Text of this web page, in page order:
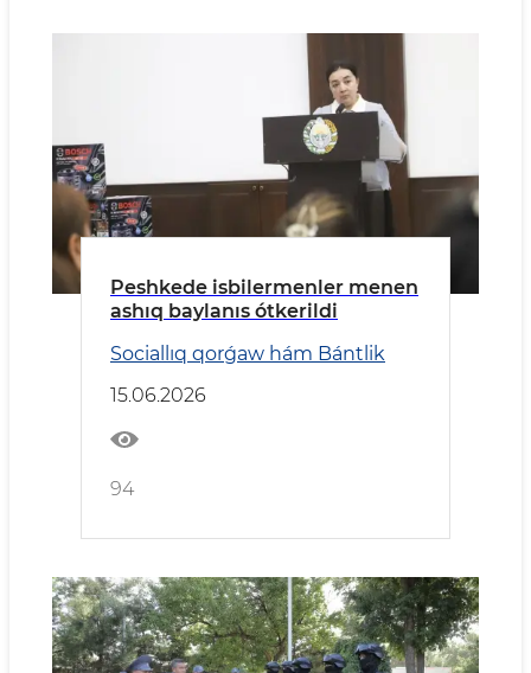
Peshkede isbilermenler menen
ashıq baylanıs ótkerildi
Sociallıq qorǵaw hám Bántlik
15.06.2026
94